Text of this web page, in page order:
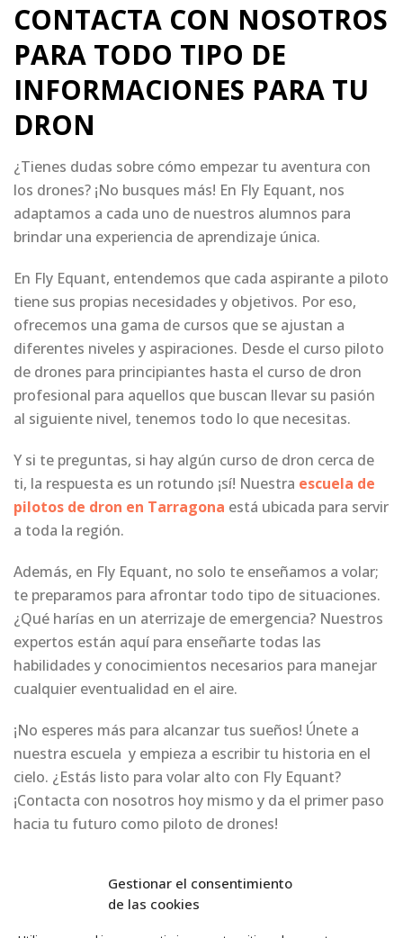
Gestionar el consentimiento
de las cookies
CONTACTA CON NOSOTROS
PARA TODO TIPO DE
INFORMACIONES PARA TU
DRON
¿Tienes dudas sobre cómo empezar tu aventura con
los drones? ¡No busques más! En Fly Equant, nos
adaptamos a cada uno de nuestros alumnos para
brindar una experiencia de aprendizaje única.
En Fly Equant, entendemos que cada aspirante a piloto
tiene sus propias necesidades y objetivos. Por eso,
ofrecemos una gama de cursos que se ajustan a
diferentes niveles y aspiraciones. Desde el curso piloto
de drones para principiantes hasta el curso de dron
profesional para aquellos que buscan llevar su pasión
al siguiente nivel, tenemos todo lo que necesitas.
Y si te preguntas, si hay algún curso de dron cerca de
ti, la respuesta es un rotundo ¡sí! Nuestra escuela de
pilotos de dron en Tarragona está ubicada para servir
a toda la región.
Además, en Fly Equant, no solo te enseñamos a volar;
te preparamos para afrontar todo tipo de situaciones.
¿Qué harías en un aterrizaje de emergencia? Nuestros
expertos están aquí para enseñarte todas las
habilidades y conocimientos necesarios para manejar
cualquier eventualidad en el aire.
¡No esperes más para alcanzar tus sueños! Únete a
nuestra escuela y empieza a escribir tu historia en el
cielo. ¿Estás listo para volar alto con Fly Equant?
¡Contacta con nosotros hoy mismo y da el primer paso
hacia tu futuro como piloto de drones!